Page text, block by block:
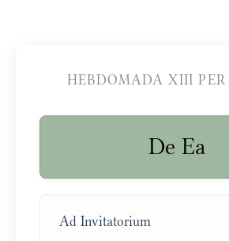
HEBDOMADA XIII
De Ea
Ad Invitatorium